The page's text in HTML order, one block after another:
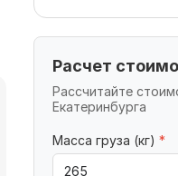
Расчет
Рассчитайте
Екатеринбурга
Масса груза (кг) *